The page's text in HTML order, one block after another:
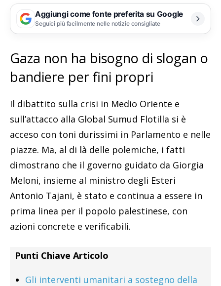
Aggiungi come fonte preferita su Google
Seguici più facilmente nelle notizie consigliate
Gaza non ha bisogno di slogan o
bandiere per fini propri
Il dibattito sulla crisi in Medio Oriente e
sull’attacco alla Global Sumud Flotilla si è
acceso con toni durissimi in Parlamento e nelle
piazze. Ma, al di là delle polemiche, i fatti
dimostrano che il governo guidato da Giorgia
Meloni, insieme al ministro degli Esteri
Antonio Tajani, è stato e continua a essere in
prima linea per il popolo palestinese, con
azioni concrete e verificabili.
Punti Chiave Articolo
Gli interventi umanitari a sostegno della